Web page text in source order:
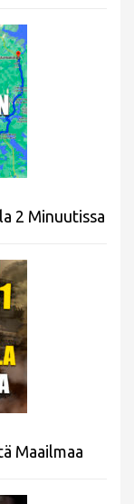
2 Minuutissa
Maailmaa